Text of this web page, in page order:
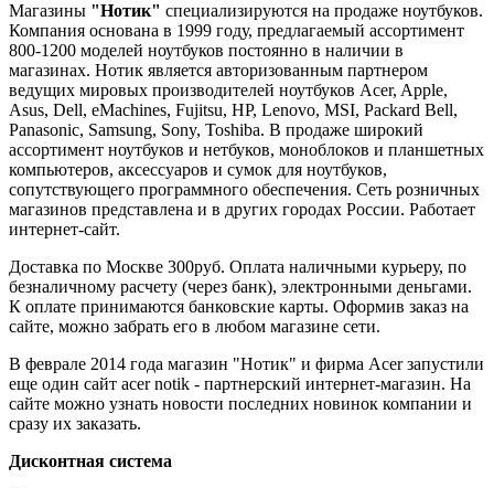
Магазины "Нотик" специализируются на продаже ноутбуков.
Компания основана в 1999 году, предлагаемый ассортимент
800-1200 моделей ноутбуков постоянно в наличии в
магазинах. Нотик является авторизованным партнером
ведущих мировых производителей ноутбуков Acer, Apple,
Asus, Dell, eMachines, Fujitsu, HP, Lenovo, MSI, Packard Bell,
Panasonic, Samsung, Sony, Toshiba. В продаже широкий
ассортимент ноутбуков и нетбуков, моноблоков и планшетных
компьютеров, аксессуаров и сумок для ноутбуков,
сопутствующего программного обеспечения. Сеть розничных
магазинов представлена и в других городах России. Работает
интернет-сайт.
Доставка по Москве 300руб. Оплата наличными курьеру, по
безналичному расчету (через банк), электронными деньгами.
К оплате принимаются банковские карты. Оформив заказ на
сайте, можно забрать его в любом магазине сети.
В феврале 2014 года магазин "Нотик" и фирма Acer запустили
еще один сайт acer notik - партнерский интернет-магазин. На
сайте можно узнать новости последних новинок компании и
сразу их заказать.
Дисконтная система